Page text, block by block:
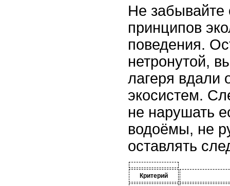
Не
принципов
поведения.
нетронутой,
лагеря вдали
экосистем.
не нарушать
водоёмы, не
оставлять
Критерий